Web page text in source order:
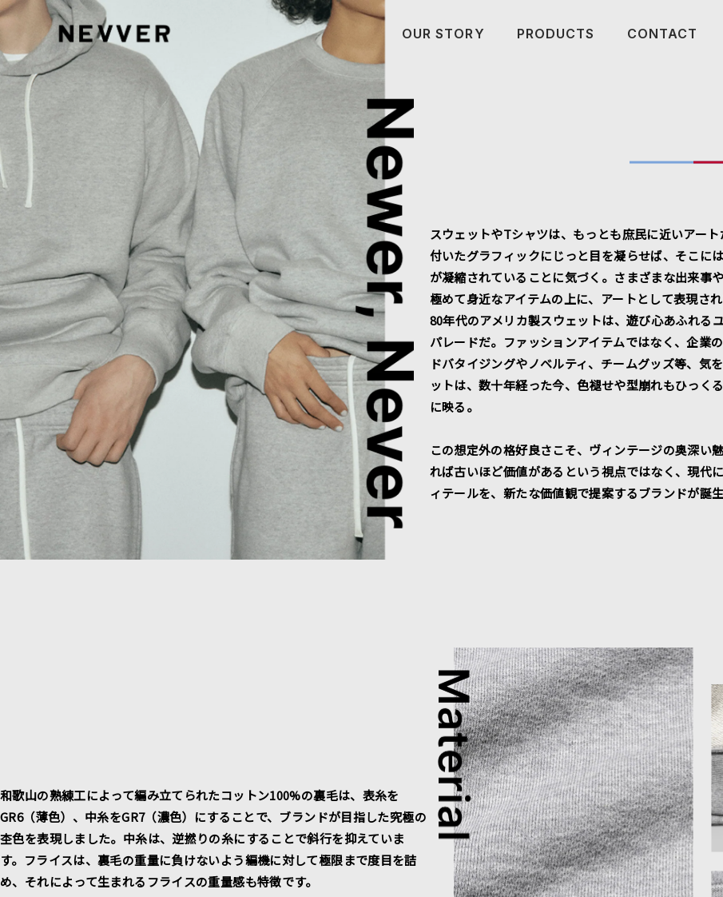
ンツに
進む
OUR STORY PRODUCTS CONTACT
スウェットやTシャツは、もっとも庶民に近いアー
付いたグラフィックにじっと目を凝らせば、そこに
が凝縮されていることに気づく。さまざまな出来事
極めて身近なアイテムの上に、アートとして表現さ
80年代のアメリカ製スウェットは、遊び心あふれる
パレードだ。ファッションアイテムではなく、企業
ドバタイジングやノベルティ、チームグッズ等、気
ットは、数十年経った今、色褪せや型崩れもひっく
に映る。
この想定外の格好良さこそ、ヴィンテージの奥深い
れば古いほど価値があるという視点ではなく、現代
ィテールを、新たな価値観で提案するブランドが誕生
和歌山の熟練工によって編み立てられたコットン100%の裏毛は、表糸を
GR6（薄色）、中糸をGR7（濃色）にすることで、ブランドが目指した究極の
杢色を表現しました。中糸は、逆撚りの糸にすることで斜行を抑えていま
す。フライスは、裏毛の重量に負けないよう編機に対して極限まで度目を詰
め、それによって生まれるフライスの重量感も特徴です。